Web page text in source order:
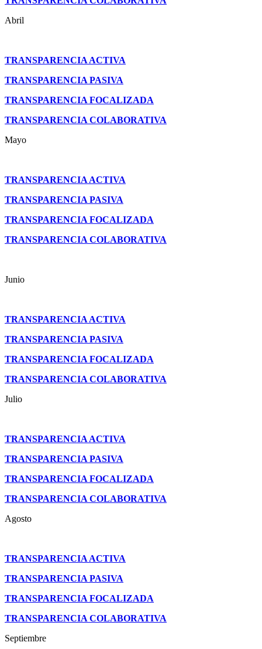
Abril
TRANSPARENCIA ACTIVA
TRANSPARENCIA PASIVA
TRANSPARENCIA FOCALIZADA
TRANSPARENCIA COLABORATIVA
Mayo
TRANSPARENCIA ACTIVA
TRANSPARENCIA PASIVA
TRANSPARENCIA FOCALIZADA
TRANSPARENCIA COLABORATIVA
Junio
TRANSPARENCIA ACTIVA
TRANSPARENCIA PASIVA
TRANSPARENCIA FOCALIZADA
TRANSPARENCIA COLABORATIVA
Julio
TRANSPARENCIA ACTIVA
TRANSPARENCIA PASIVA
TRANSPARENCIA FOCALIZADA
TRANSPARENCIA COLABORATIVA
Agosto
TRANSPARENCIA ACTIVA
TRANSPARENCIA PASIVA
TRANSPARENCIA FOCALIZADA
TRANSPARENCIA COLABORATIVA
Septiembre